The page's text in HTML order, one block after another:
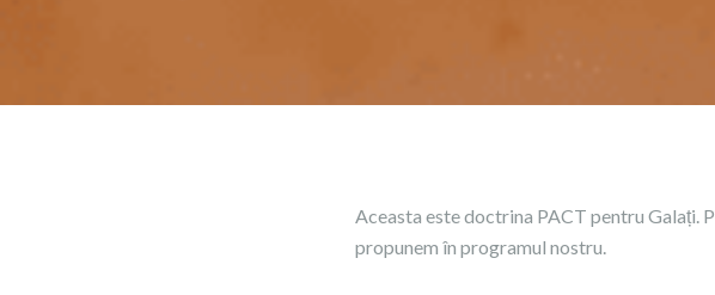
Aceasta este doctrina PACT pentru Galați.
propunem în programul nostru.